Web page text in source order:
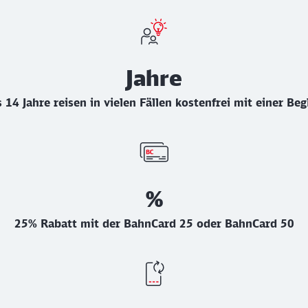
Jahre
14 Jahre reisen in vielen Fällen kostenfrei mit einer
%
25% Rabatt mit der BahnCard 25 oder BahnCard 50